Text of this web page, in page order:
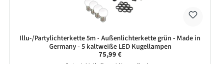
Illu-/Partylichterkette 5m - Außenlichterkette grün - Made in
Germany - 5 kaltweiße LED Kugellampen
Regulärer Preis:
75,99 €